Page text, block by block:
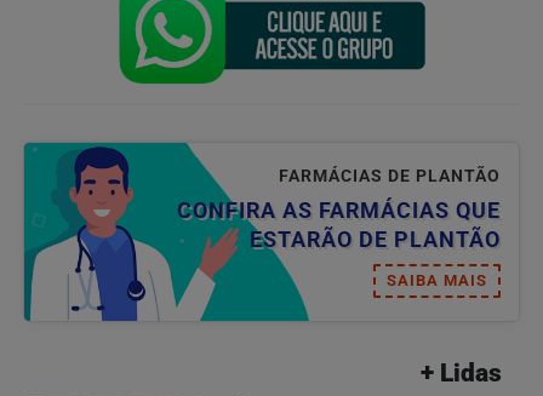
FARMÁCIAS DE PLANTÃO
CONFIRA AS FARMÁCIAS QUE
ESTARÃO DE PLANTÃO
SAIBA MAIS
+ Lidas